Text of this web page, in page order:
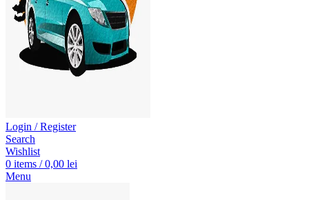
Login / Register
Search
Wishlist
0 items / 0,00 lei
Menu